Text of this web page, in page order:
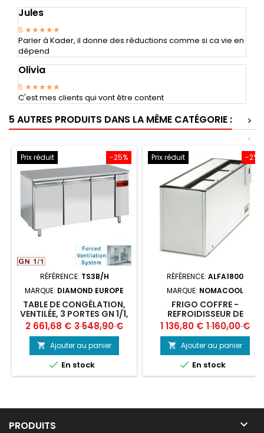
Jules
5 ★★★★★
Parler à Kader, il donne des réductions comme si ca vie en
dépend
Olivia
5 ★★★★★
C'est mes clients qui vont être content
5 AUTRES PRODUITS DANS LA MÊME CATÉGORIE :
>
<
-25%
Prix réduit
RÉFÉRENCE: TS3B/H
MARQUE: DIAMOND EUROPE
TABLE DE CONGÉLATION,
VENTILÉE, 3 PORTES GN 1/1,
(SANS GROUPE)
Prix
2 661,68 € Prix
de
base
3 548,90 €
 Ajouter au panier
 En stock
-2%
Prix réduit
RÉFÉRENCE: ALFA1800
MARQUE: NOMACOOL
FRIGO COFFRE -
REFROIDISSEUR DE
BOUTEILLES 508 L PORTES
COULISSANTES
Prix
1 136,80 € Prix
de
base
1 160,00 €
 Ajouter au panier
 En stock
PRODUITS 